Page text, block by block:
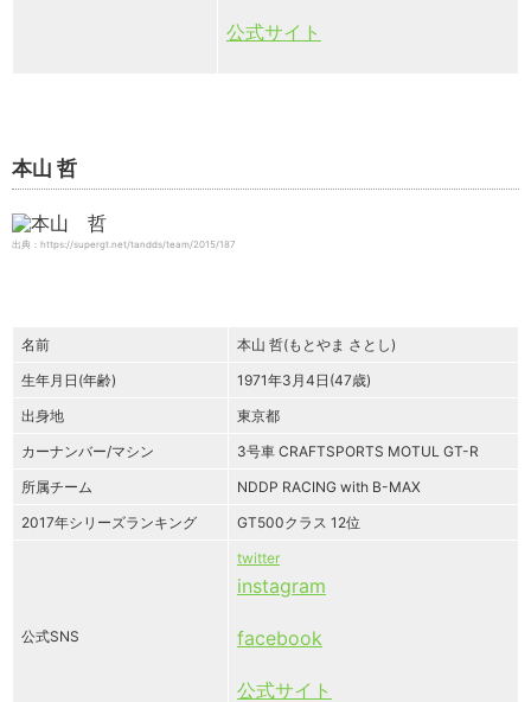
公式サイト
本山 哲
出典：https://supergt.net/tandds/team/2015/187
名前
本山 哲(もとやま さとし)
生年月日(年齢)
1971年3月4日(47歳)
出身地
東京都
カーナンバー/マシン
3号車 CRAFTSPORTS MOTUL GT-R
所属チーム
NDDP RACING with B-MAX
2017年シリーズランキング
GT500クラス 12位
公式SNS
twitter
instagram
facebook
公式サイト